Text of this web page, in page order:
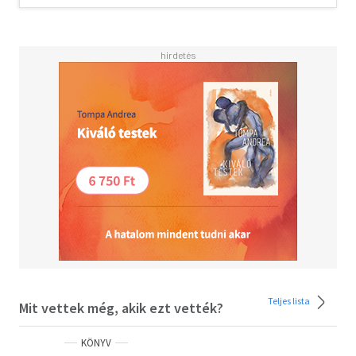
levezethető az újságírók társadalmi szerepe, és amelyek
kritériumai. Áttekintik az általános etika alapjait és az
újságírás-etika nyugati társadalmakban bevett normáit.
Leírják az újságírás világszerte tapasztalt válságának
okait, és megvizsgálják a kelet-európai médiarendszerek
és újságírói kultúrák sajátos problémáit. Részletesen
elemzik a kortárs média szakmaetikai szempontból
különösen aggályos gyakorlatait: a karaktergyilkosságot
és a hamis hírt. Megfogalmaznak olyan szakmaetikai és
szakpolitikai javaslatokat is, amelyek segíthetik Kelet-
Európa újságíróit abban, hogy visszanyerjék közönségük
megcsappant bizalmát, és hárítsák a rájuk nehezedő
Mit vettek még, akik ezt vették? Teljes lista
KÖNYV